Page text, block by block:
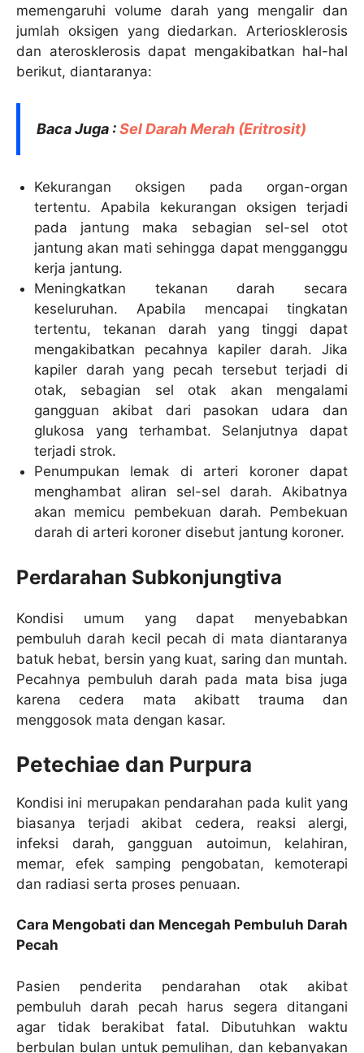
memengaruhi volume darah yang mengalir dan
jumlah oksigen yang diedarkan. Arteriosklerosis
dan aterosklerosis dapat mengakibatkan hal-hal
berikut, diantaranya:
Baca Juga :Sel Darah Merah (Eritrosit)
Kekurangan oksigen pada organ-organ
tertentu. Apabila kekurangan oksigen terjadi
pada jantung maka sebagian sel-sel otot
jantung akan mati sehingga dapat mengganggu
kerja jantung.
Meningkatkan tekanan darah secara
keseluruhan. Apabila mencapai tingkatan
tertentu, tekanan darah yang tinggi dapat
mengakibatkan pecahnya kapiler darah. Jika
kapiler darah yang pecah tersebut terjadi di
otak, sebagian sel otak akan mengalami
gangguan akibat dari pasokan udara dan
glukosa yang terhambat. Selanjutnya dapat
terjadi strok.
Penumpukan lemak di arteri koroner dapat
menghambat aliran sel-sel darah. Akibatnya
akan memicu pembekuan darah. Pembekuan
darah di arteri koroner disebut jantung koroner.
Perdarahan Subkonjungtiva
Kondisi umum yang dapat menyebabkan
pembuluh darah kecil pecah di mata diantaranya
batuk hebat, bersin yang kuat, saring dan muntah.
Pecahnya pembuluh darah pada mata bisa juga
karena cedera mata akibatt trauma dan
menggosok mata dengan kasar.
Petechiae dan Purpura
Kondisi ini merupakan pendarahan pada kulit yang
biasanya terjadi akibat cedera, reaksi alergi,
infeksi darah, gangguan autoimun, kelahiran,
memar, efek samping pengobatan, kemoterapi
dan radiasi serta proses penuaan.
Cara Mengobati dan Mencegah Pembuluh Darah
Pecah
Pasien penderita pendarahan otak akibat
pembuluh darah pecah harus segera ditangani
agar tidak berakibat fatal. Dibutuhkan waktu
berbulan bulan untuk pemulihan, dan kebanyakan